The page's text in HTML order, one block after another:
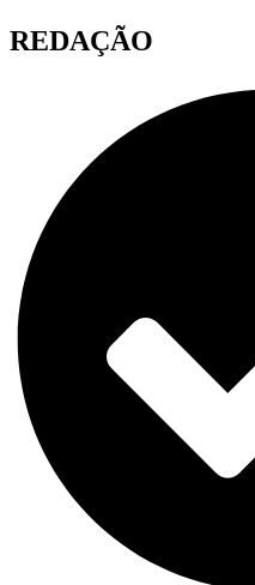
REDAÇÃO